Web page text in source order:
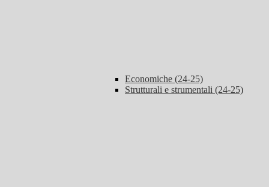
Economiche (24-25)
Strutturali e strumentali (24-25)